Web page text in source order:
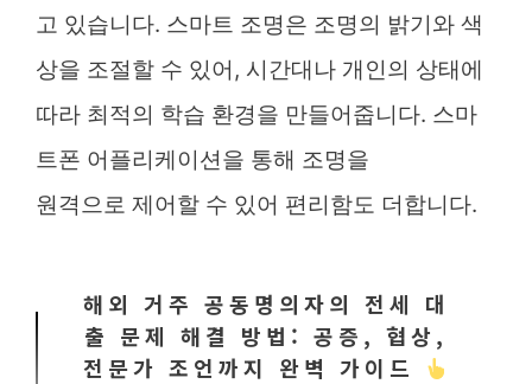
고 있습니다. 스마트 조명은 조명의 밝기와 색
상을 조절할 수 있어, 시간대나 개인의 상태에
따라 최적의 학습 환경을 만들어줍니다. 스마
트폰 어플리케이션을 통해 조명을
원격으로 제어할 수 있어 편리함도 더합니다.
해외 거주 공동명의자의 전세 대
출 문제 해결 방법: 공증, 협상,
전문가 조언까지 완벽 가이드